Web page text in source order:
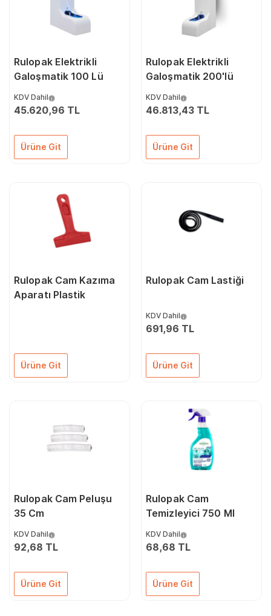
Rulopak Elektrikli
Galoşmatik 100 Lü
KDV Dahil
45.620,96 TL
Ürüne Git
Rulopak Elektrikli
Galoşmatik 200'lü
KDV Dahil
46.813,43 TL
Ürüne Git
Rulopak Cam Kazıma
Aparatı Plastik
Ürüne Git
Rulopak Cam Lastiği
KDV Dahil
691,96 TL
Ürüne Git
Rulopak Cam Peluşu
35 Cm
KDV Dahil
92,68 TL
Ürüne Git
Rulopak Cam
Temizleyici 750 Ml
KDV Dahil
68,68 TL
Ürüne Git